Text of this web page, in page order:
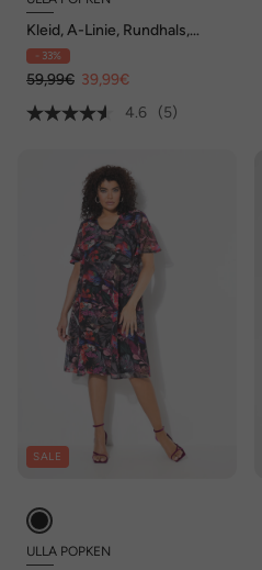
Kleid, A-Linie, Rundhals,
schulterfrei, 3/4-Arm
- 33%
59,99€ 39,99€
4.6
(5)
SALE
ULLA POPKEN